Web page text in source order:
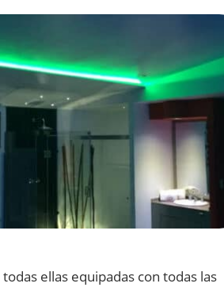
todasellasequipadascon todaslas